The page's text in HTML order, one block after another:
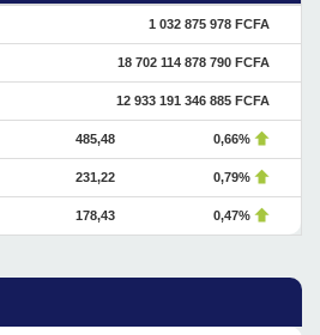
1 032 875 978 FCFA
18 702 114 878 790 FCFA
12 933 191 346 885 FCFA
485,48 0,66%
231,22 0,79%
178,43 0,47%